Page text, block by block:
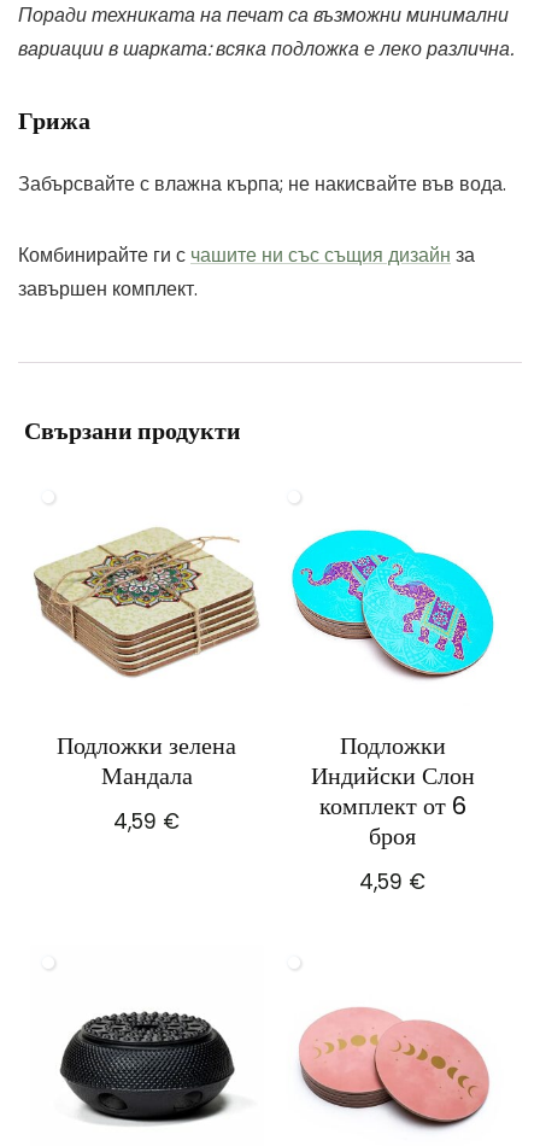
Поради техниката на печат са възможни минимални
вариации в шарката: всяка подложка е леко различна.
Грижа
Забърсвайте с влажна кърпа; не накисвайте във вода.
Комбинирайте ги с чашите ни със същия дизайн за
завършен комплект.
Свързани продукти
Подложки зелена
Мандала
4,59 €
Подложки
Индийски Слон
комплект от 6
броя
4,59 €